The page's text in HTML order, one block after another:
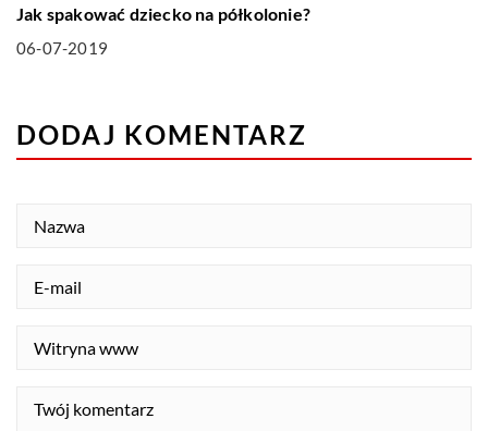
Jak spakować dziecko na półkolonie?
06-07-2019
DODAJ KOMENTARZ